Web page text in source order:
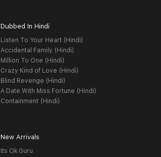
Dubbed In Hindi
Listen To Your Heart (Hindi)
Accidental Family (Hindi)
Million To One (Hindi)
Crazy Kind of Love (Hindi)
Blind Revenge (Hindi)
A Date With Miss Fortune (Hindi)
Containment (Hindi)
New Arrivals
Its Ok Guru